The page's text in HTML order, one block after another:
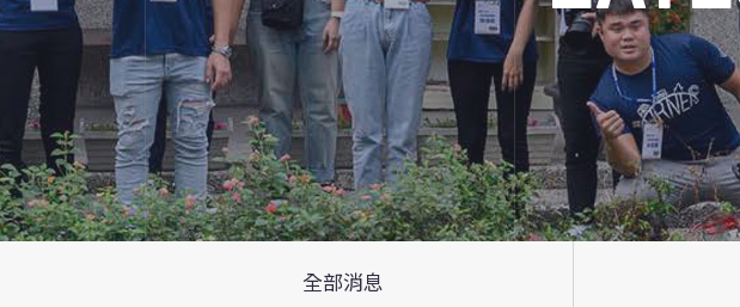
2025年
2026年
全部消息